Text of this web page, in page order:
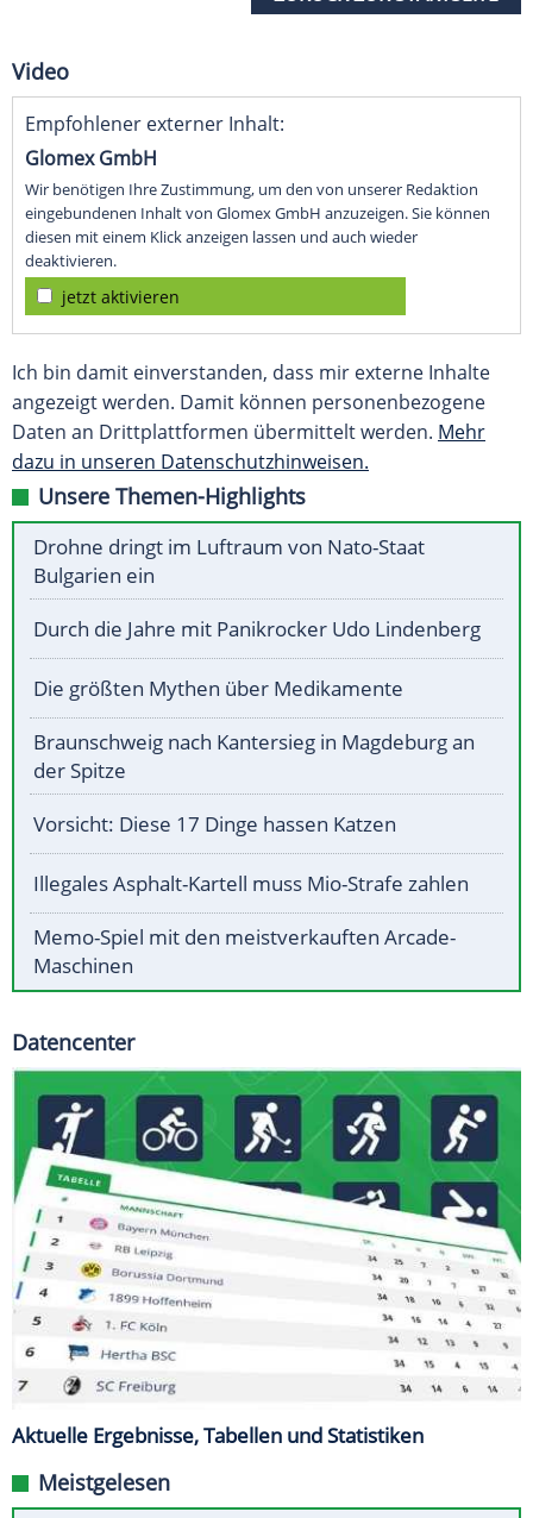
Video
Empfohlener externer Inhalt:
Glomex GmbH
Wir benötigen Ihre Zustimmung, um den von unserer Redaktion
eingebundenen Inhalt von Glomex GmbH anzuzeigen. Sie können
diesen mit einem Klick anzeigen lassen und auch wieder
deaktivieren.
jetzt aktivieren
Ich bin damit einverstanden, dass mir externe Inhalte
angezeigt werden. Damit können personenbezogene
Daten an Drittplattformen übermittelt werden. Mehr
dazu in unseren Datenschutzhinweisen.
Unsere Themen-Highlights
Drohne dringt im Luftraum von Nato-Staat
Bulgarien ein
Durch die Jahre mit Panikrocker Udo Lindenberg
Die größten Mythen über Medikamente
Braunschweig nach Kantersieg in Magdeburg an
der Spitze
Vorsicht: Diese 17 Dinge hassen Katzen
Illegales Asphalt-Kartell muss Mio-Strafe zahlen
Memo-Spiel mit den meistverkauften Arcade-
Maschinen
Datencenter
Aktuelle Ergebnisse, Tabellen und Statistiken
Meistgelesen